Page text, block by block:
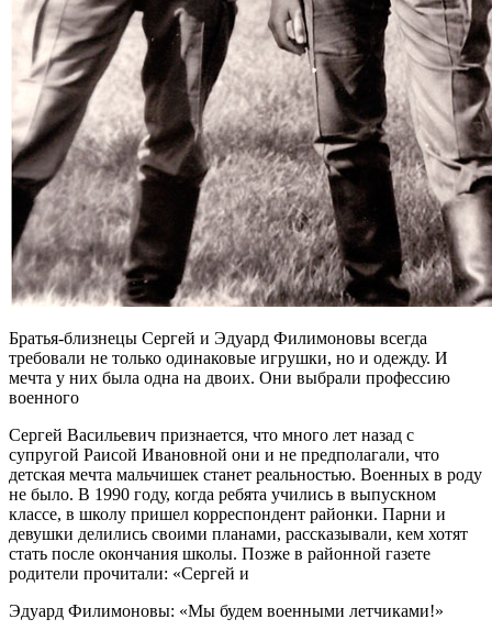
Братья-близнецы Сергей и Эдуард Филимоновы всегда
требовали не только одинаковые игрушки, но и одежду. И
мечта у них была одна на двоих. Они выбрали профессию
военного
Сергей Васильевич признается, что много лет назад с
супругой Раисой Ивановной они и не предполагали, что
детская мечта мальчишек станет реальностью. Военных в роду
не было. В 1990 году, когда ребята учились в выпускном
классе, в школу пришел корреспондент районки. Парни и
девушки делились своими планами, рассказывали, кем хотят
стать после окончания школы. Позже в районной газете
родители прочитали: «Сергей и
Эдуард Филимоновы: «Мы будем военными летчиками!»